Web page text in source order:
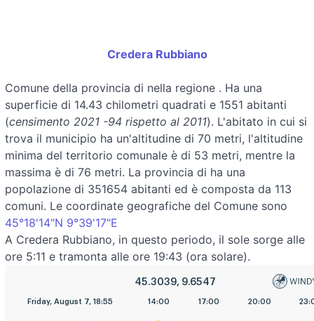
Credera Rubbiano
Comune della provincia di nella regione . Ha una
superficie di 14.43 chilometri quadrati e 1551 abitanti
(censimento 2021 -94 rispetto al 2011). L'abitato in cui si
trova il municipio ha un'altitudine di 70 metri, l'altitudine
minima del territorio comunale è di 53 metri, mentre la
massima è di 76 metri. La provincia di ha una
popolazione di 351654 abitanti ed è composta da 113
comuni. Le coordinate geografiche del Comune sono
45°18'14"N 9°39'17"E
A Credera Rubbiano, in questo periodo, il sole sorge alle
ore 5:11 e tramonta alle ore 19:43 (ora solare).
45.3039, 9.6547
Friday, August 7, 18:55
8:00 11:00 14:00 17:00 20:00